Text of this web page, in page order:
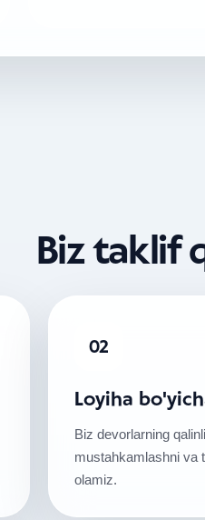
Biz taklif
02
Loyiha
Biz devorlarning
mustahkamlashni va
olamiz.